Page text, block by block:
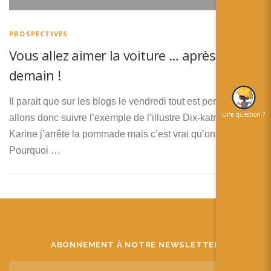
Español
PROSPECTIVES
Vous allez aimer la voiture … après
demain !
Il parait que sur les blogs le vendredi tout est permis ! Nous
allons donc suivre l’exemple de l’illustre Dix-katre. Bon ok
Karine j’arrête la pommade mais c’est vrai qu’on t’adore !
Pourquoi …
ABONNEMENT À NOTRE NEWSLETTER
Une question ?